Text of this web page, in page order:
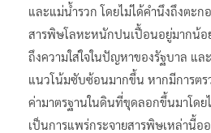
และแม่น้ำรวก โดยไม่ได้คำนึงถึงต
สารพิษโลหะหนักปนเปื้อนอยู่มากน้อ
ถึงความใส่ใจในปัญหาของรัฐบาล แ
แนวโน้มซับซ้อนมากขึ้น หากมีการต
ค่ามาตรฐานในดินที่ขุดลอกขึ้นมาโด
เป็นการแพร่กระจายสารพิษเหล่านี้อ